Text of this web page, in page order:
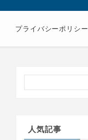
プライバシーポリシー
人気記事